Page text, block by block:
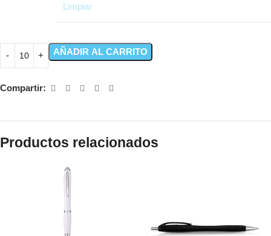
Limpiar
AÑADIR AL CARRITO
Compartir:
Productos relacionados